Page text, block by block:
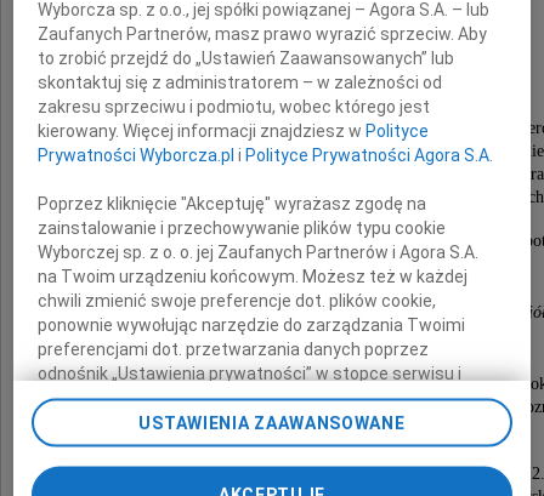
Wojciech Majchrzak
W sercach naszych pozostanie szlachetny, skromny,
i pracowity Człowiek, który z miłością, ciepłym
nieustającą troską i czynną, życzliwą pomocą
w codziennych, a zwłaszcza trudnych
W naszej pamięci zachowamy radość wspólnych
siostry, siostrzeniec, siostrzenica z mężem,
Msza święta odbędzie się w dniu 28 maja 2013
o godzinie 9.00 w kościele pw. św. Zbawiciela w
przy ulicy Fredry.
Uroczystości pogrzebowe odbędą się o godzinie
Wyborcza sp. z o.o., jej spółki powiązanej – Agora S.A. – lub
Zaufanych Partnerów, masz prawo wyrazić sprzeciw. Aby
to zrobić przejdź do „Ustawień Zaawansowanych” lub
skontaktuj się z administratorem – w zależności od
zakresu sprzeciwu i podmiotu, wobec którego jest
kierowany. Więcej informacji znajdziesz w Polityce
Prywatności Wyborcza.pl i Polityce Prywatności Agora S.A.
Poprzez kliknięcie "Akceptuję" wyrażasz zgodę na
zainstalowanie i przechowywanie plików typu cookie
Wyborczej sp. z o. o. jej Zaufanych Partnerów i Agora S.A.
na Twoim urządzeniu końcowym. Możesz też w każdej
chwili zmienić swoje preferencje dot. plików cookie,
ponownie wywołując narzędzie do zarządzania Twoimi
preferencjami dot. przetwarzania danych poprzez
odnośnik „Ustawienia prywatności” w stopce serwisu i
przechodząc do sekcji „Ustawienia zaawansowane”.
Zmiana ustawień plików cookie możliwa jest także za
pomocą ustawień przeglądarki.
USTAWIENIA ZAAWANSOWANE